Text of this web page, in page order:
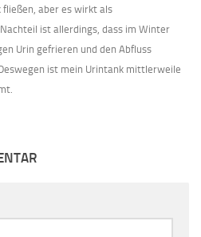
fließen, aber es wirkt als
ist allerdings, dass im Winter
Urin gefrieren und den Abfluss
ist mein Urintank mittlerweile